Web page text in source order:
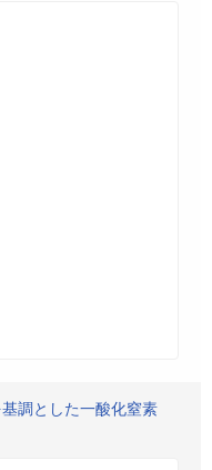
調とした一酸化窒素